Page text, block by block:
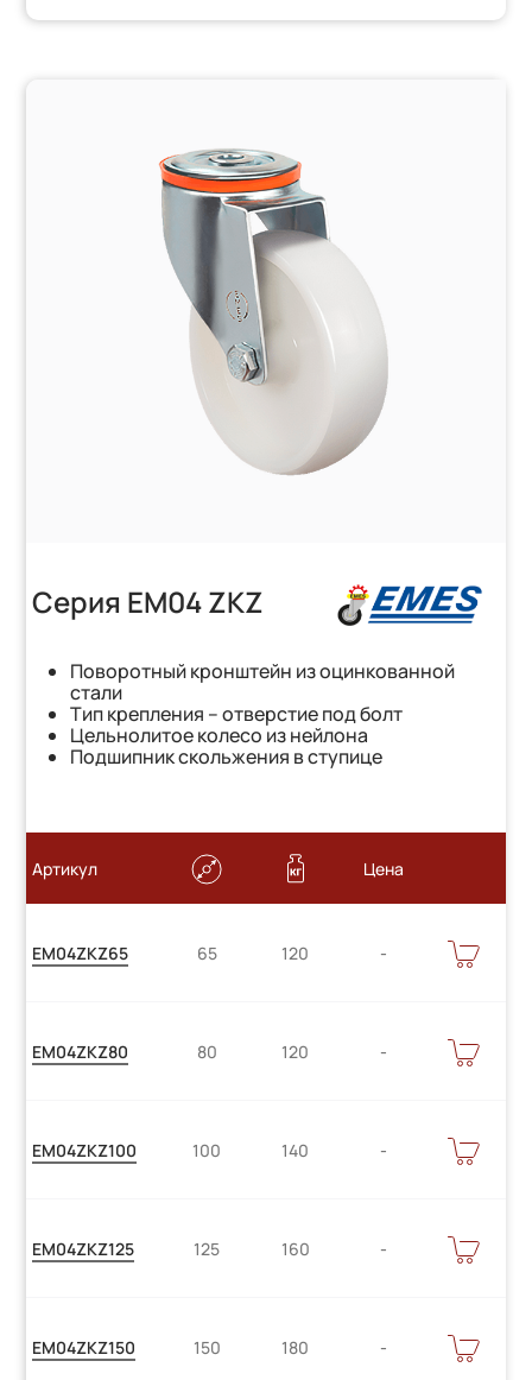
Серия EM04 ZKZ
Поворотный кронштейн из оцинкованной
стали
Тип крепления – отверстие под болт
Цельнолитое колесо из нейлона
Подшипник скольжения в ступице
Артикул Цена
EM04ZKZ65 65 120
В
КОРЗИНУ
EM04ZKZ80 80 120
В
КОРЗИНУ
EM04ZKZ100 100 140
В
КОРЗИНУ
EM04ZKZ125 125 160
В
КОРЗИНУ
EM04ZKZ150 150 180
В
КОРЗИНУ